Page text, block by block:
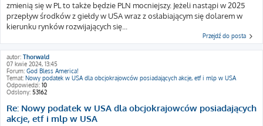
zmienią się w PL to także będzie PLN mocniejszy. Jeżeli nastąpi w 2025
przepływ środków z giełdy w USA wraz z osłabiającym się dolarem w
kierunku rynków rozwijających się...
Przejdź do posta
autor: Thorwald
07 kwie 2024, 13:45
Forum: God Bless America!
Temat: Nowy podatek w USA dla obcjokrajowców posiadających akcje, etf i mlp w USA
Odpowiedzi: 10
Odsłony: 53162
Re: Nowy podatek w USA dla obcjokrajowców posiadających
akcje, etf i mlp w USA